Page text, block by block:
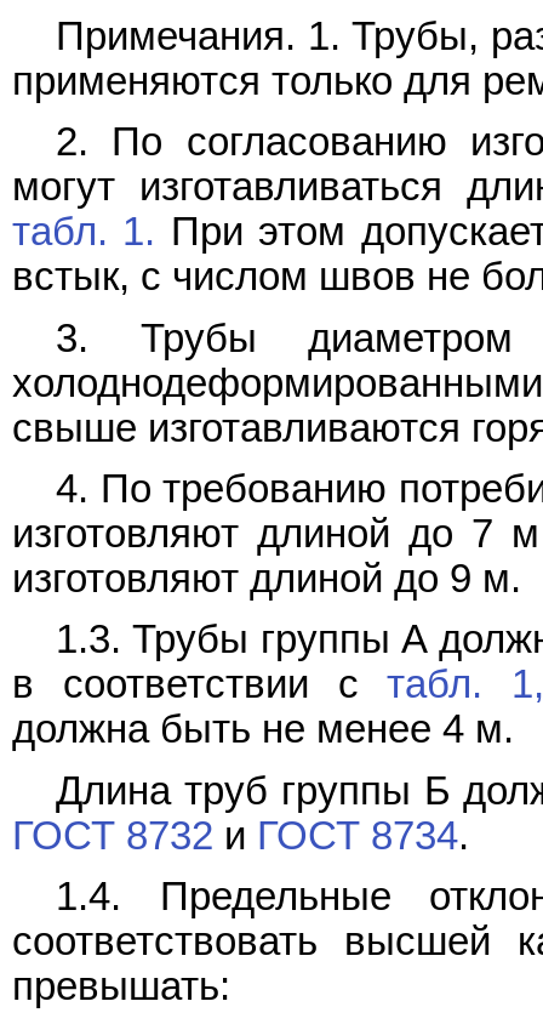
Примечания. 1. Трубы,
применяются только для
2. По согласованию
могут изготавливаться
табл. 1. При этом
встык, с числом швов не
3. Трубы
свыше изготавливаются
4. По требованию
изготовляют длиной до
изготовляют длиной до 9 м.
1.3. Трубы группы А
в соответствии стабл. 1,
должна быть не менее 4 м.
Длина труб группы Б
ГОСТ 8732 и ГОСТ 8734.
1.4. Предельные
соответствовать высшей
превышать: